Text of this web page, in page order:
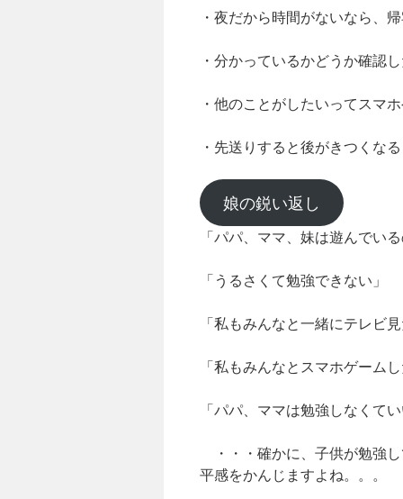
・夜だから時間がないなら、
・分かっているかどうか確認
・他のことがしたいってスマ
・先送りすると後がきつくな
娘の鋭い返し
「パパ、ママ、妹は遊んでい
「うるさくて勉強できない」
「私もみんなと一緒にテレビ
「私もみんなとスマホゲーム
「パパ、ママは勉強しなくて
・・・確かに、子供が勉強
平感をかんじますよね。。。